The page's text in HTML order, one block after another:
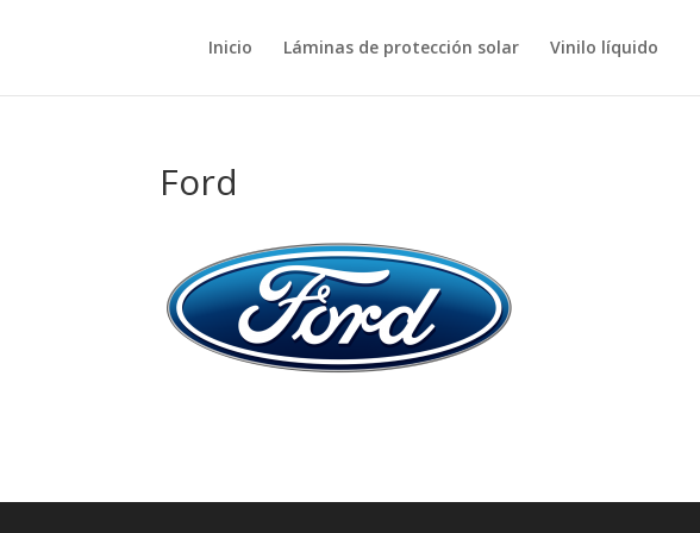
Inicio Láminas de protección solar Vinilo líquido
Ford